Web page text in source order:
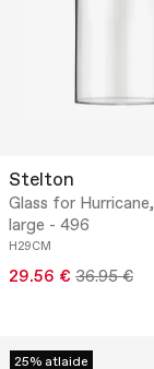
Stelton
Glass for Hurricane,
large - 496
H29CM
29.56 € 36.95 €
25% atlaide